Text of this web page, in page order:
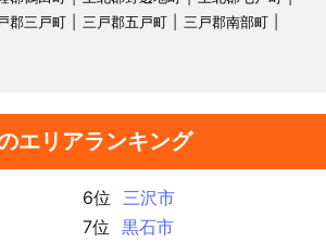
郡三戸町 三戸郡五戸町
三戸郡南部町
エリアランキング
6位
三沢市
7位
黒石市